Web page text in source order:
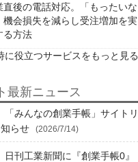
直後の電話対応。「もったいな
機会損失を減らし受注増加を実
る方法
に役立つサービスをもっと見る
最新ニュース
「みんなの創業手帳」サイトリ
らせ
(2026/7/14)
日刊工業新聞に『創業手帳0』